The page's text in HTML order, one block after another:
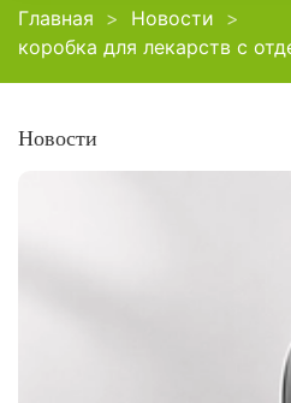
Главная
Новости
коробка для лекарств с
Новости